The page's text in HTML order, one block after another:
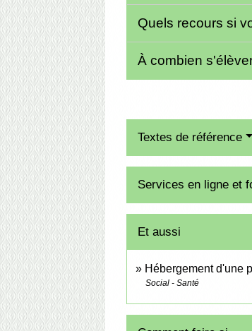
Quels recours si
À combien
Textes de référence
Services en ligne et
Et aussi
Hébergement d'une
Social - Santé